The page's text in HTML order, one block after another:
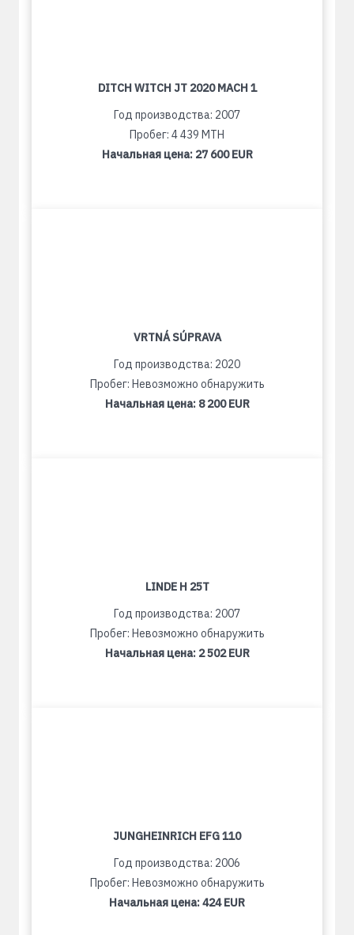
DITCH WITCH JT 2020 MACH 1
Год производства: 2007
Пробег: 4 439 MTH
Начальная цена: 27 600 EUR
VRTNÁ SÚPRAVA
Год производства: 2020
Пробег: Невозможно обнаружить
Начальная цена: 8 200 EUR
LINDE H 25T
Год производства: 2007
Пробег: Невозможно обнаружить
Начальная цена: 2 502 EUR
JUNGHEINRICH EFG 110
Год производства: 2006
Пробег: Невозможно обнаружить
Начальная цена:424 EUR